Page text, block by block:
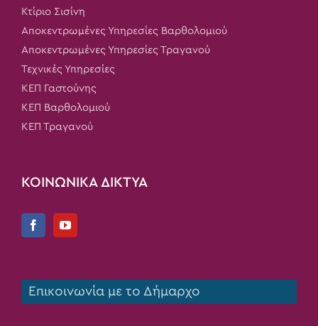
Κτίριο Σισίνη
Αποκεντρωμένες Υπηρεσίες Βαρθολομιού
Αποκεντρωμένες Υπηρεσίες Τραγανού
Τεχνικές Υπηρεσίες
ΚΕΠ Γαστούνης
ΚΕΠ Βαρθολομιού
ΚΕΠ Τραγανού
ΚΟΙΝΩΝΙΚΑ ΔΙΚΤΥΑ
Επικοινωνία με το Δήμαρχο